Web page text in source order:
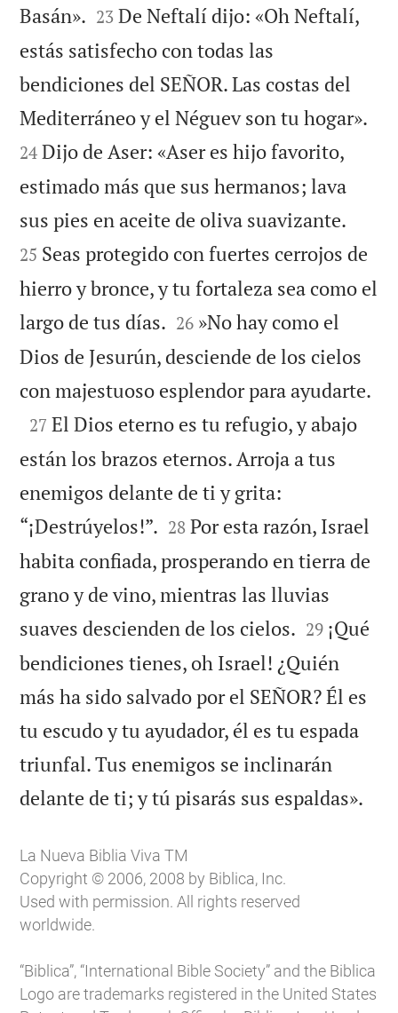
Basán». 

23 De Neftalí dijo: «Oh Neftalí,
estás satisfecho con todas las
bendiciones del SEÑOR. Las costas del
Mediterráneo y el Néguev son tu hogar».
24 Dijo de Aser: «Aser es hijo favorito,
estimado más que sus hermanos; lava
sus pies en aceite de oliva suavizante.
25 Seas protegido con fuertes cerrojos de
hierro y bronce, y tu fortaleza sea como el
largo de tus días. 

26 »No hay como el
Dios de Jesurún, desciende de los cielos
con majestuoso esplendor para ayudarte.

27 El Dios eterno es tu refugio, y abajo
están los brazos eternos. Arroja a tus
enemigos delante de ti y grita:
“¡Destrúyelos!”. 

28 Por esta razón, Israel
habita confiada, prosperando en tierra de
grano y de vino, mientras las lluvias
suaves descienden de los cielos. 

29 ¡Qué
bendiciones tienes, oh Israel! ¿Quién
más ha sido salvado por el SEÑOR? Él es
tu escudo y tu ayudador, él es tu espada
triunfal. Tus enemigos se inclinarán
delante de ti; y tú pisarás sus espaldas».
La Nueva Biblia Viva TM
Copyright © 2006, 2008 by Biblica, Inc.
Used with permission. All rights reserved
worldwide.
“Biblica”, “International Bible Society” and the Biblica
Logo are trademarks registered in the United States